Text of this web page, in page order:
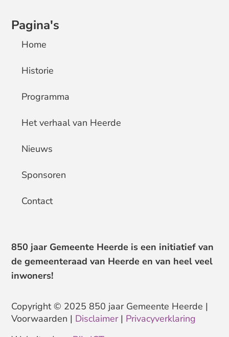
Pagina's
Home
Historie
Programma
Het verhaal van Heerde
Nieuws
Sponsoren
Contact
850 jaar Gemeente Heerde is een initiatief van
de gemeenteraad van Heerde en van heel veel
inwoners!
Copyright © 2025 850 jaar Gemeente Heerde |
Voorwaarden | Disclaimer| Privacyverklaring